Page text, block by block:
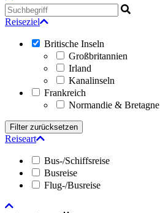
Reiseziel
Britische Inseln
Großbritannien
Irland
Kanalinseln
Frankreich
Normandie & Bretagne
Reiseart
Bus-/Schiffsreise
Busreise
Flug-/Busreise